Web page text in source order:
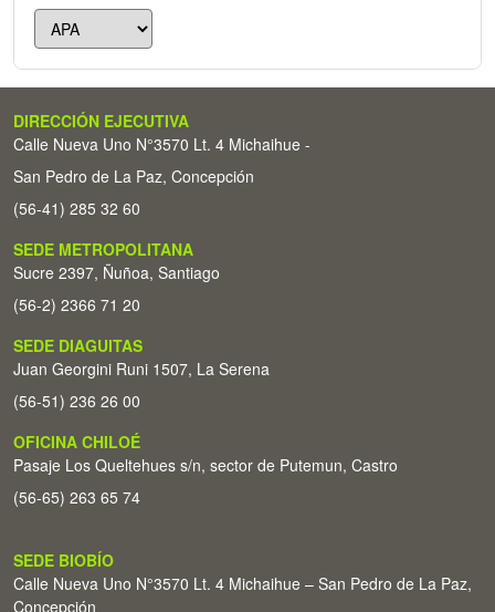
DIRECCIÓN EJECUTIVA
Calle Nueva Uno N°3570 Lt. 4 Michaihue -
San Pedro de La Paz, Concepción
(56-41) 285 32 60
SEDE METROPOLITANA
Sucre 2397, Ñuñoa, Santiago
(56-2) 2366 71 20
SEDE DIAGUITAS
Juan Georgini Runi 1507, La Serena
(56-51) 236 26 00
OFICINA CHILOÉ
Pasaje Los Queltehues s/n, sector de Putemun, Castro
(56-65) 263 65 74
SEDE BIOBÍO
Calle Nueva Uno N°3570 Lt. 4 Michaihue – San Pedro de La Paz,
Concepción